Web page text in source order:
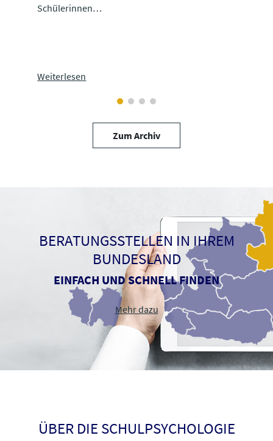
Schülerinnen…
Weiterlesen
Zum Archiv
BERATUNGSSTELLEN IN IHREM
BUNDESLAND
EINFACH UND SCHNELL FINDEN
Mehr dazu​​​​​​​
ÜBER DIE SCHULPSYCHOLOGIE